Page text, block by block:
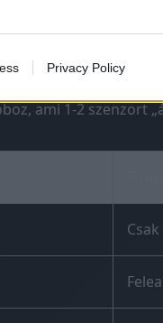
Privacy Policy
nyer mindig a
ami 1-2 szenzort